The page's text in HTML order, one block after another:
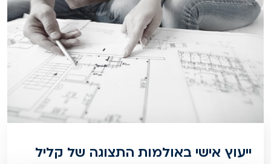
ייעוץ אישי באולמות התצוגה של קליל